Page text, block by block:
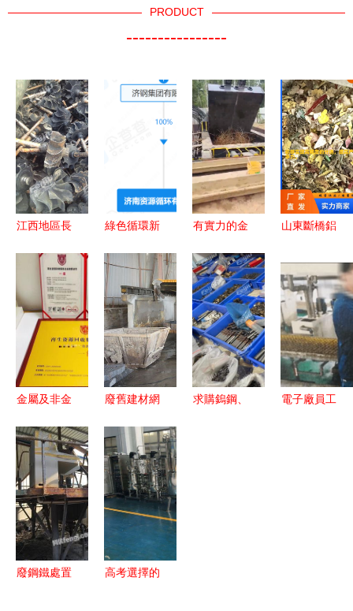
PRODUCT
----------------
江西地區長
合金廢料及
金屬廢料加
工處理需求
分析
綠色循環新
資源循環公
司注冊資本
1億，擘畫
金屬廢料高
值化藍圖
有實力的金
工廠如何選
擇，助您智
慧處理金屬
廢料與碎屑
山東斷橋鋁
機 金屬回
收領域的先
進利器
金屬及非金
屑加工處理
企業資質證
書申辦指南
廢舊建材網
求購鎢鋼、
電子廠員工
廢鋼鐵處置
高考選擇的